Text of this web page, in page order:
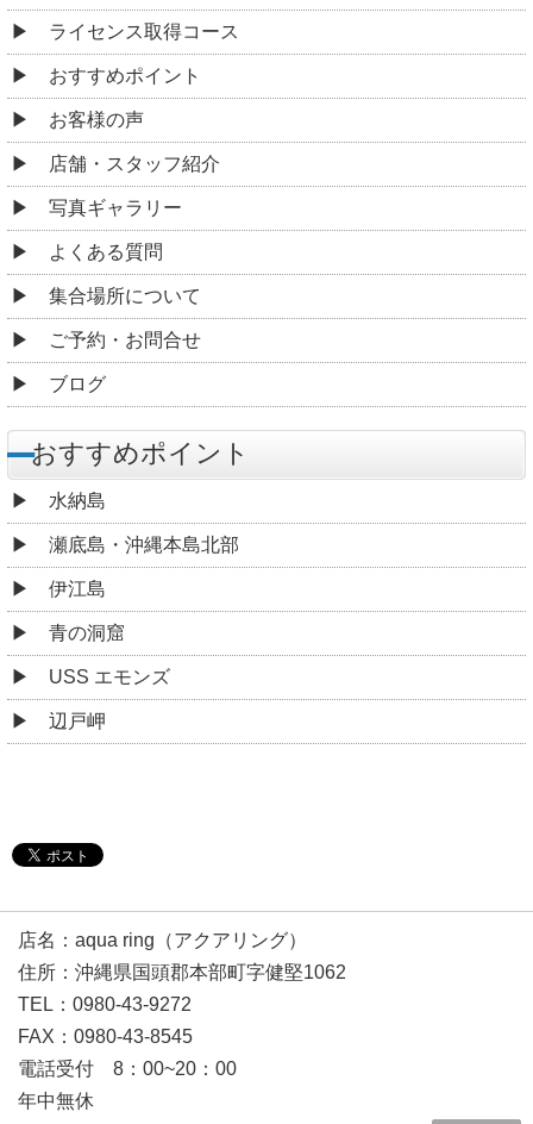
ライセンス取得コース
おすすめポイント
お客様の声
店舗・スタッフ紹介
写真ギャラリー
よくある質問
集合場所について
ご予約・お問合せ
ブログ
おすすめポイント
水納島
瀬底島・沖縄本島北部
伊江島
青の洞窟
USS エモンズ
辺戸岬
店名：aqua ring（アクアリング）
住所：沖縄県国頭郡本部町字健堅1062
TEL：0980-43-9272
FAX：0980-43-8545
電話受付 8：00~20：00
年中無休